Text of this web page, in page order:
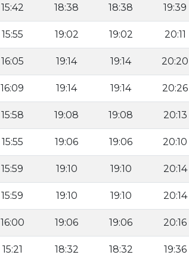
15:42 18:38 18:38 19:39
15:55 19:02 19:02 20:11
16:05 19:14 19:14 20:20
16:09 19:14 19:14 20:26
15:58 19:08 19:08 20:13
15:55 19:06 19:06 20:10
15:59 19:10 19:10 20:14
15:59 19:10 19:10 20:14
16:00 19:06 19:06 20:16
15:21 18:32 18:32 19:36